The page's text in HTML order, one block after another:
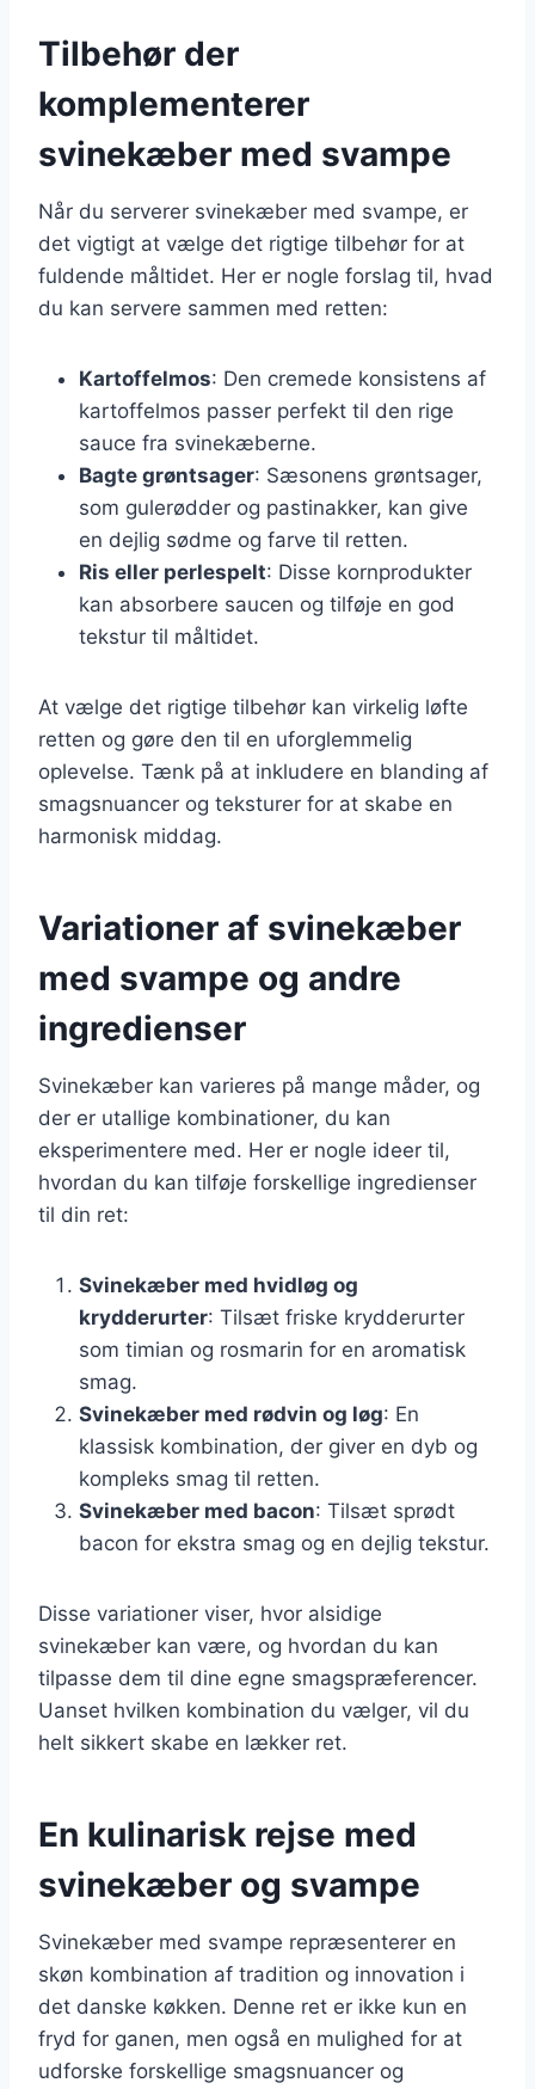
Tilbehør der
komplementerer
svinekæber med svampe
Når du serverer svinekæber med svampe, er
det vigtigt at vælge det rigtige tilbehør for at
fuldende måltidet. Her er nogle forslag til, hvad
du kan servere sammen med retten:
Kartoffelmos: Den cremede konsistens af
kartoffelmos passer perfekt til den rige
sauce fra svinekæberne.
Bagte grøntsager: Sæsonens grøntsager,
som gulerødder og pastinakker, kan give
en dejlig sødme og farve til retten.
Ris eller perlespelt: Disse kornprodukter
kan absorbere saucen og tilføje en god
tekstur til måltidet.
At vælge det rigtige tilbehør kan virkelig løfte
retten og gøre den til en uforglemmelig
oplevelse. Tænk på at inkludere en blanding af
smagsnuancer og teksturer for at skabe en
harmonisk middag.
Variationer af svinekæber
med svampe og andre
ingredienser
Svinekæber kan varieres på mange måder, og
der er utallige kombinationer, du kan
eksperimentere med. Her er nogle ideer til,
hvordan du kan tilføje forskellige ingredienser
til din ret:
Svinekæber med hvidløg og
krydderurter: Tilsæt friske krydderurter
som timian og rosmarin for en aromatisk
smag.
Svinekæber med rødvin og løg: En
klassisk kombination, der giver en dyb og
kompleks smag til retten.
Svinekæber med bacon: Tilsæt sprødt
bacon for ekstra smag og en dejlig tekstur.
Disse variationer viser, hvor alsidige
svinekæber kan være, og hvordan du kan
tilpasse dem til dine egne smagspræferencer.
Uanset hvilken kombination du vælger, vil du
helt sikkert skabe en lækker ret.
En kulinarisk rejse med
svinekæber og svampe
Svinekæber med svampe repræsenterer en
skøn kombination af tradition og innovation i
det danske køkken. Denne ret er ikke kun en
fryd for ganen, men også en mulighed for at
udforske forskellige smagsnuancer og